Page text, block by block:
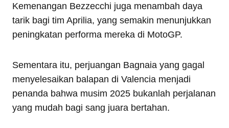
Kemenangan Bezzecchi juga menambah daya
tarik bagi tim Aprilia, yang semakin menunjukkan
peningkatan performa mereka di MotoGP.
Sementara itu, perjuangan Bagnaia yang gagal
menyelesaikan balapan di Valencia menjadi
penanda bahwa musim 2025 bukanlah perjalanan
yang mudah bagi sang juara bertahan.